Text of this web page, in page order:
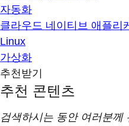
자동화
클라우드 네이티브 애플리
Linux
가상화
추천받기
추천 콘텐츠
검색하시는 동안 여러분께